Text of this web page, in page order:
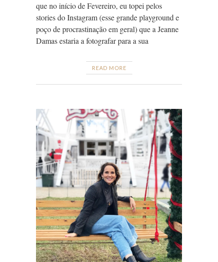
que no início de Fevereiro, eu topei pelos
stories do Instagram (esse grande playground e
poço de procrastinação em geral) que a Jeanne
Damas estaria a fotografar para a sua
READ MORE